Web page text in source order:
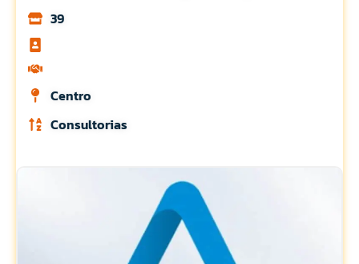
39
Centro
Consultorias